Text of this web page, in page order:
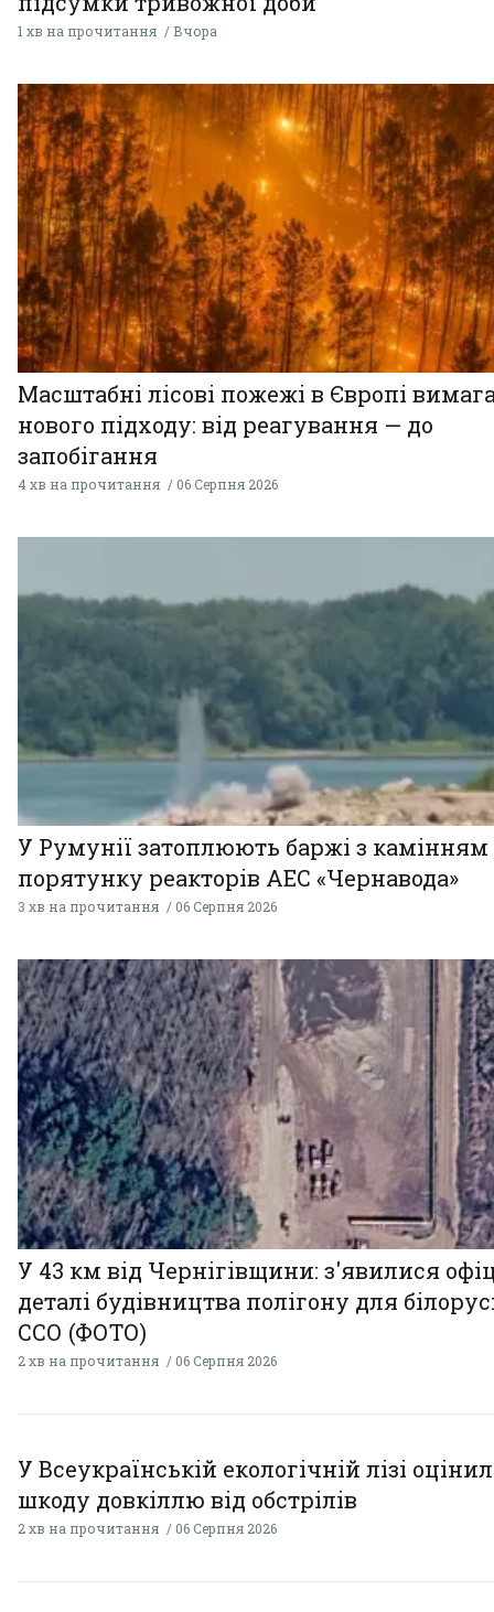
1 хв на прочитання Вчора
Масштабні лісові пожежі в Європі
нового підходу: від реагування — до
запобігання
4 хв на прочитання 06 Серпня 2026
У Румунії затоплюють баржі з
порятунку реакторів АЕС «Чернавода»
3 хв на прочитання 06 Серпня 2026
У 43 км від Чернігівщини: з'явилися
деталі будівництва полігону для
ССО (ФОТО)
2 хв на прочитання 06 Серпня 2026
У Всеукраїнській екологічній лізі
шкоду довкіллю від обстрілів
2 хв на прочитання 06 Серпня 2026